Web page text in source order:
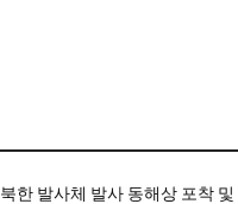
북한 발사체 발사 동해상 포착 및